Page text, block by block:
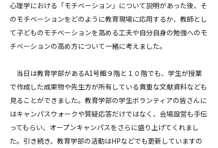
心理学における「モチベーション」について説明があった後、そ
のモチベーションをどのように教育現場に応用するか、教師とし
て子どものモチベーションを高める工夫や自分自身の勉強へのモ
チベーションの高め方について一緒に考えました。
当日は教育学部があるA1号館９階と１０階でも、学生が授業
で作成した成果物や先生方が所有している貴重な文献資料なども
見ることができました。教育学部の学生ボランティアの皆さんに
はキャンパスウォークや質疑応答だけではなく、会場設営も手伝
ってもらい、オープンキャンパスをさらに盛り上げてくれまし
た。引き続き、教育学部の活動はHPなどでも更新していますの